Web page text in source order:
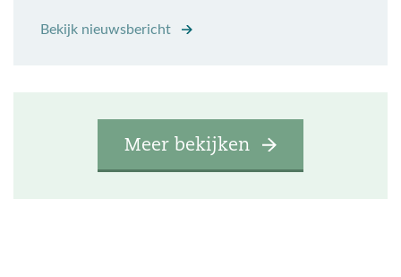
Bekijk nieuwsbericht
Meer bekijken